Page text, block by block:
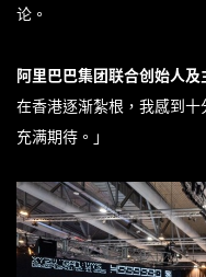
论。
阿里巴巴集团联合创始人
在香港逐渐紮根，我感到
充满期待。」